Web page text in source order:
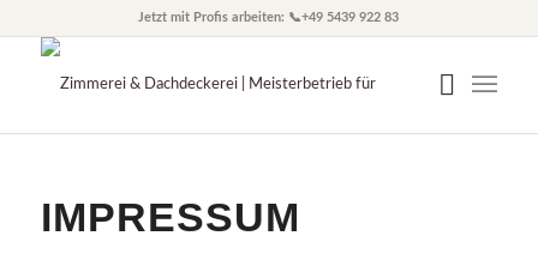
Jetzt mit Profis arbeiten: 📞+49 5439 922 83
IMPRESSUM